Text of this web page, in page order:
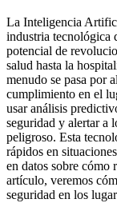
La Inteligencia
industria tecnológica
potencial de
salud hasta la
menudo se pasa por
cumplimiento en el
usar análisis
seguridad y alertar a
peligroso. Esta
rápidos en
en datos sobre cómo
artículo, veremos
seguridad en los